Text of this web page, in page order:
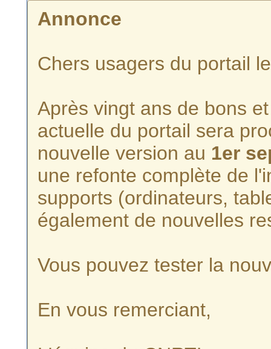
Annonce
Chers usagers du portail
Après vingt ans de bons
actuelle du portail sera
nouvelle version au 1er
une refonte complète de
supports (ordinateurs,
également de nouvelles
Vous pouvez tester la
En vous remerciant,